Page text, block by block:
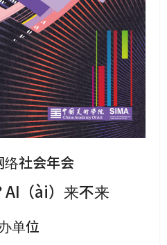
络社会年会
AI（ài）来不来
单位